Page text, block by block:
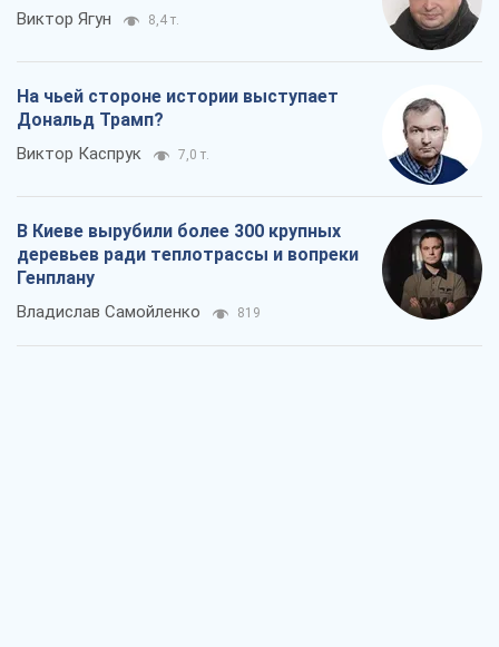
Виктор Ягун 8,4 т.
На чьей стороне истории выступает
Дональд Трамп?
Виктор Каспрук 7,0 т.
В Киеве вырубили более 300 крупных
деревьев ради теплотрассы и вопреки
Генплану
Владислав Самойленко 819